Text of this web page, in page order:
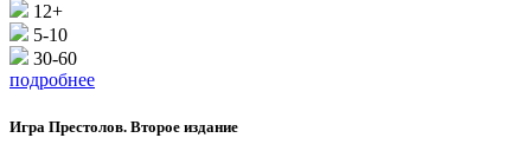
12+
5-10
30-60
подробнее
Игра Престолов. Второе издание